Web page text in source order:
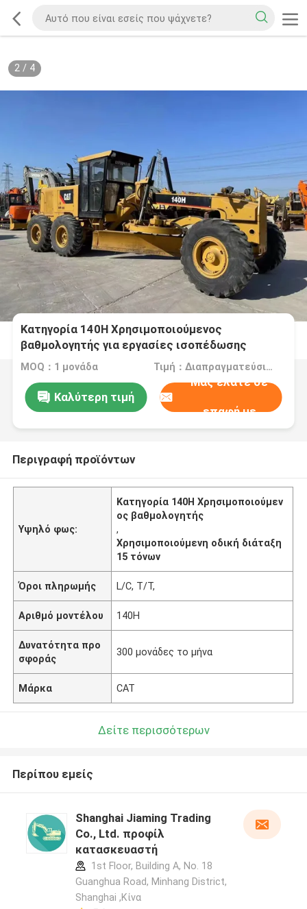
2/ 4
Κατηγορία 140H Χρησιμοποιούμενος
βαθμολογητής για εργασίες ισοπέδωσης
εδάφους
MOQ：1 μονάδα Τιμή：Διαπραγματεύσιμος
Καλύτερη τιμή
Μας ελάτε σε
επαφή με
Περιγραφή προϊόντων
Υψηλό φως:
Κατηγορία 140H Χρησιμοποιούμεν
ος βαθμολογητής
,
Χρησιμοποιούμενη οδική διάταξη
15 τόνων
Όροι πληρωμής L/C, T/T,
Αριθμό μοντέλου 140Η
Δυνατότητα προ
σφοράς
300 μονάδες το μήνα
Μάρκα CAT
Δείτε περισσότερων
Περίπου εμείς
Shanghai Jiaming Trading
Co., Ltd. προφίλ
κατασκευαστή
1st Floor, Building A, No. 18
Guanghua Road, Minhang District,
Shanghai ,Κίνα